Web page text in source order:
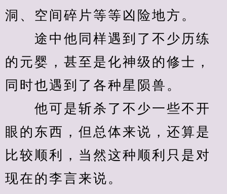
洞、空间碎片等等凶险地方。
途中他同样遇到了不少历练
的元婴，甚至是化神级的修士，
同时也遇到了各种星陨兽。
他可是斩杀了不少一些不开
眼的东西，但总体来说，还算是
比较顺利，当然这种顺利只是对
现在的李言来说。